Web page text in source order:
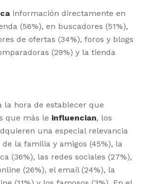
información directamente en
(56%), en buscadores (51%),
de ofertas (34%), foros y blogs
(29%) y la tienda
la hora de establecer que
que más le influencian, los
una especial relevancia
de la familia y amigos (45%), la
(36%), las redes sociales (27%),
(26%), el email (24%), la